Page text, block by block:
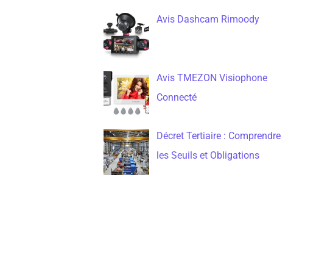
Avis Dashcam Rimoody
Avis TMEZON Visiophone
Connecté
Décret Tertiaire : Comprendre
les Seuils et Obligations